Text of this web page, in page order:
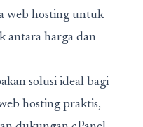
web hosting untuk
antara harga dan
solusi ideal bagi
hosting praktis,